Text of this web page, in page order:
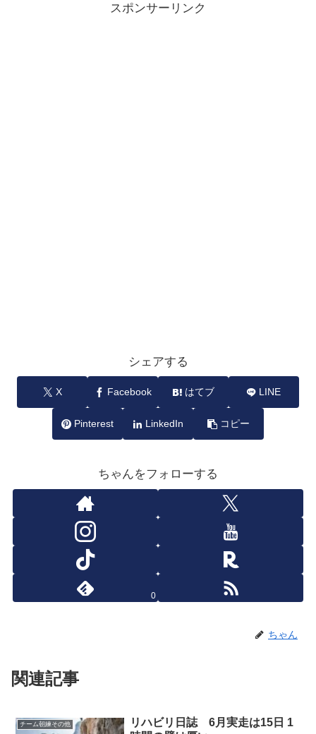
スポンサーリンク
シェアする
X Facebook はてブ LINE
Pinterest LinkedIn コピー
ちゃんをフォローする
0
ちゃん
関連記事
チーム朝練その他
リハビリ日誌 6月実走は15日 1